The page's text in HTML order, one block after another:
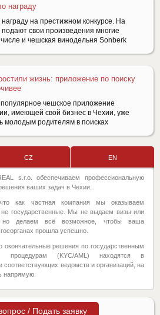
награду
на престижном конкурсе. На
свои произведения многие
и чешская винодельня Sonberk
жизнь: приложение по поиску
чешское приложение
имеющей свой бизнес в Чехии, уже
молодым родителям в поисках
CZ EN
s.r.o. обеспечиваем профессиональную
ваших задач в Чехии.
что как частная компания мы оказываем
не государственные. Мы не выдаем визы или
но делаем всё возможное, чтобы ваша
прошла успешно.
окончательные решения по государственным
процедурам (KYC/AML) находятся в
соответствующих ведомств и организаций, на
напрямую.
/ Подать заявку